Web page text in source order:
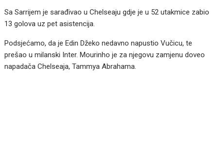
Sa Sarrijem je sarađivao u Chelseaju gdje je u 52 utakmice zabio
13 golova uz pet asistencija.
Podsjećamo, da je Edin Džeko nedavno napustio Vučicu, te
prešao u milanski Inter. Mourinho je za njegovu zamjenu doveo
napadača Chelseaja, Tammya Abrahama.